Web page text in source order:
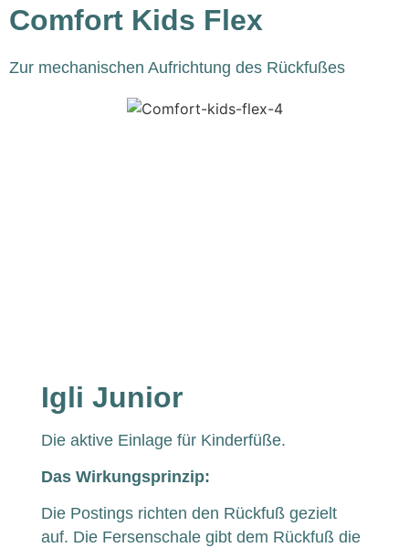
Passiveinlagen
Unsere
Comfort Kids Flex
Zur mechanischen Aufrichtung des Rückfußes​
Igli Junior
Die aktive Einlage für Kinderfüße.
Das Wirkungsprinzip:
Die Postings richten den Rückfuß gezielt
auf. Die Fersenschale gibt dem Rückfuß die